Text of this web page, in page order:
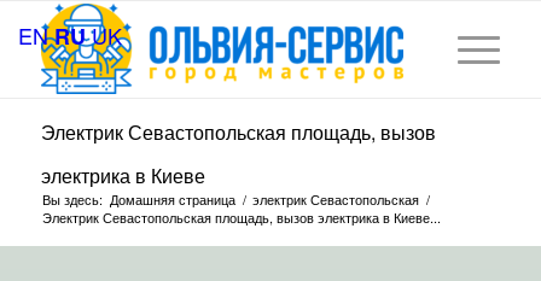
Электрик Севастопольская площадь, вызов
электрика в Киеве
Вы здесь: Домашняя страница / электрик Севастопольская /
Электрик Севастопольская площадь, вызов электрика в Киеве...
ENRUUK